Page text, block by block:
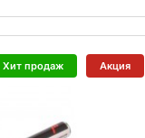
Хит продаж Акция